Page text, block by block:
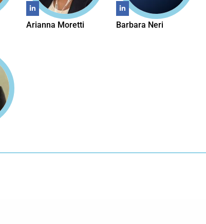
Arianna Moretti Barbara Neri